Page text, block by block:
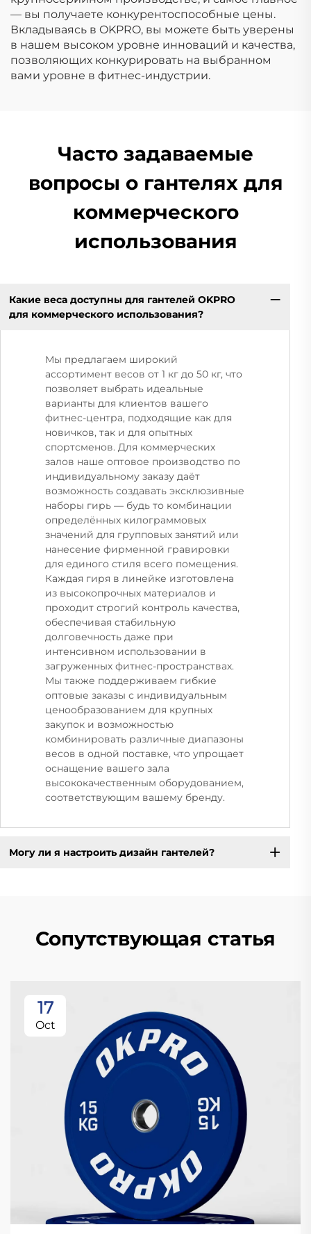
— вы получаете конкурентоспособные цены.
Вкладываясь в OKPRO, вы можете быть уверены
в нашем высоком уровне инноваций и качества,
позволяющих конкурировать на выбранном
вами уровне в фитнес-индустрии.
Часто задаваемые
вопросы о гантелях для
коммерческого
использования
Какие веса доступны для гантелей OKPRO
для коммерческого использования?
Мы предлагаем широкий
ассортимент весов от 1 кг до 50 кг, что
позволяет выбрать идеальные
варианты для клиентов вашего
фитнес-центра, подходящие как для
новичков, так и для опытных
спортсменов. Для коммерческих
залов наше оптовое производство по
индивидуальному заказу даёт
возможность создавать эксклюзивные
наборы гирь — будь то комбинации
определённых килограммовых
значений для групповых занятий или
нанесение фирменной гравировки
для единого стиля всего помещения.
Каждая гиря в линейке изготовлена
из высокопрочных материалов и
проходит строгий контроль качества,
обеспечивая стабильную
долговечность даже при
интенсивном использовании в
загруженных фитнес-пространствах.
Мы также поддерживаем гибкие
оптовые заказы с индивидуальным
ценообразованием для крупных
закупок и возможностью
комбинировать различные диапазоны
весов в одной поставке, что упрощает
оснащение вашего зала
высококачественным оборудованием,
соответствующим вашему бренду.
Могу ли я настроить дизайн гантелей?
Сопутствующая статья
17
Oct